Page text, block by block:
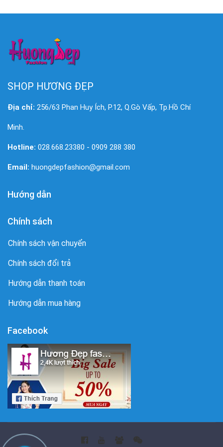
SHOP HƯƠNG ĐẸP
Địa chỉ: 256/63 Phan Huy Ích, P.12, Q.Gò Vấp, Tp.Hồ Chí
Minh.
Hotline: 028.668.23380 - 0909 288 380
Email: huongdepfashion@gmail.com
Hướng dẫn
Chính sách
Chính sách vận chuyển
Chính sách đổi trả
Hướng dẫn thanh toán
Hướng dẫn mua hàng
Facebook